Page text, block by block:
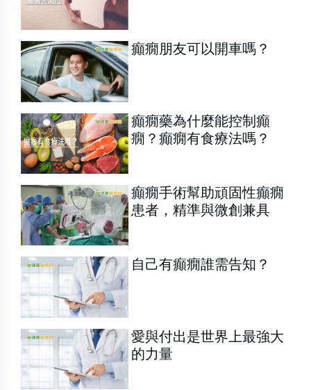
癲癇朋友可以開車嗎？
癲癇藥為什麼能控制癲
癇？癲癇有食療法嗎？
癲癇手術幫助頑固性癲癇
患者，精準與微創兼具
自己有癲癇誰需告知？
愛與付出是世界上最強大
的力量